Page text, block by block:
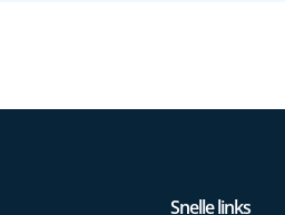
Snelle links